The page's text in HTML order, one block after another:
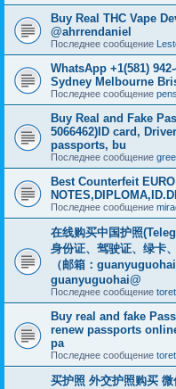
Buy Real THC Vape
@ahrrendaniel
Последнее сообщение
WhatsApp +1(581)
Sydney Melbourne
Последнее сообщение
Buy Real and Fake
5066462)ID card,
passports, bu
Последнее сообщение
Best Counterfeit
Последнее сообщение
在线购买中国护照
身份证、驾驶证、绿卡
（邮箱：
guanyuguohai@
Последнее сообщение
Buy real and fake
renew passports
pa
Последнее сообщение
买护照 外交护照购买